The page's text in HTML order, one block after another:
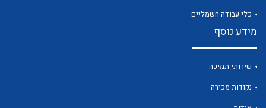
לכל מוצרי היצרן לכל מוצרי היצרן
כלי עבודה חשמליים
מידע נוסף
שירותי תמיכה
נקודות מכירה